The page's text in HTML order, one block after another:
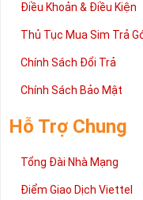
Điều Khoản & Điều Kiện
Thủ Tục Mua Sim Trả
Chính Sách Đổi Trả
Chính Sách Bảo Mật
Hỗ Trợ Chung
Tổng Đài Nhà Mạng
Điểm Giao Dịch Viettel